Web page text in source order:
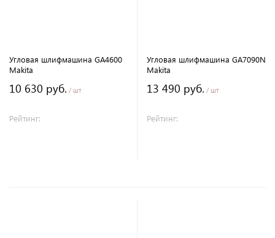
Угловая шлифмашина GA4600
Makita
10 630 руб. / шт
Рейтинг:
Угловая шлифмашина GA7090N
Makita
13 490 руб. / шт
Рейтинг: